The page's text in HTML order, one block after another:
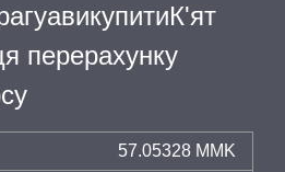
перерахунку
57.05328 MMK